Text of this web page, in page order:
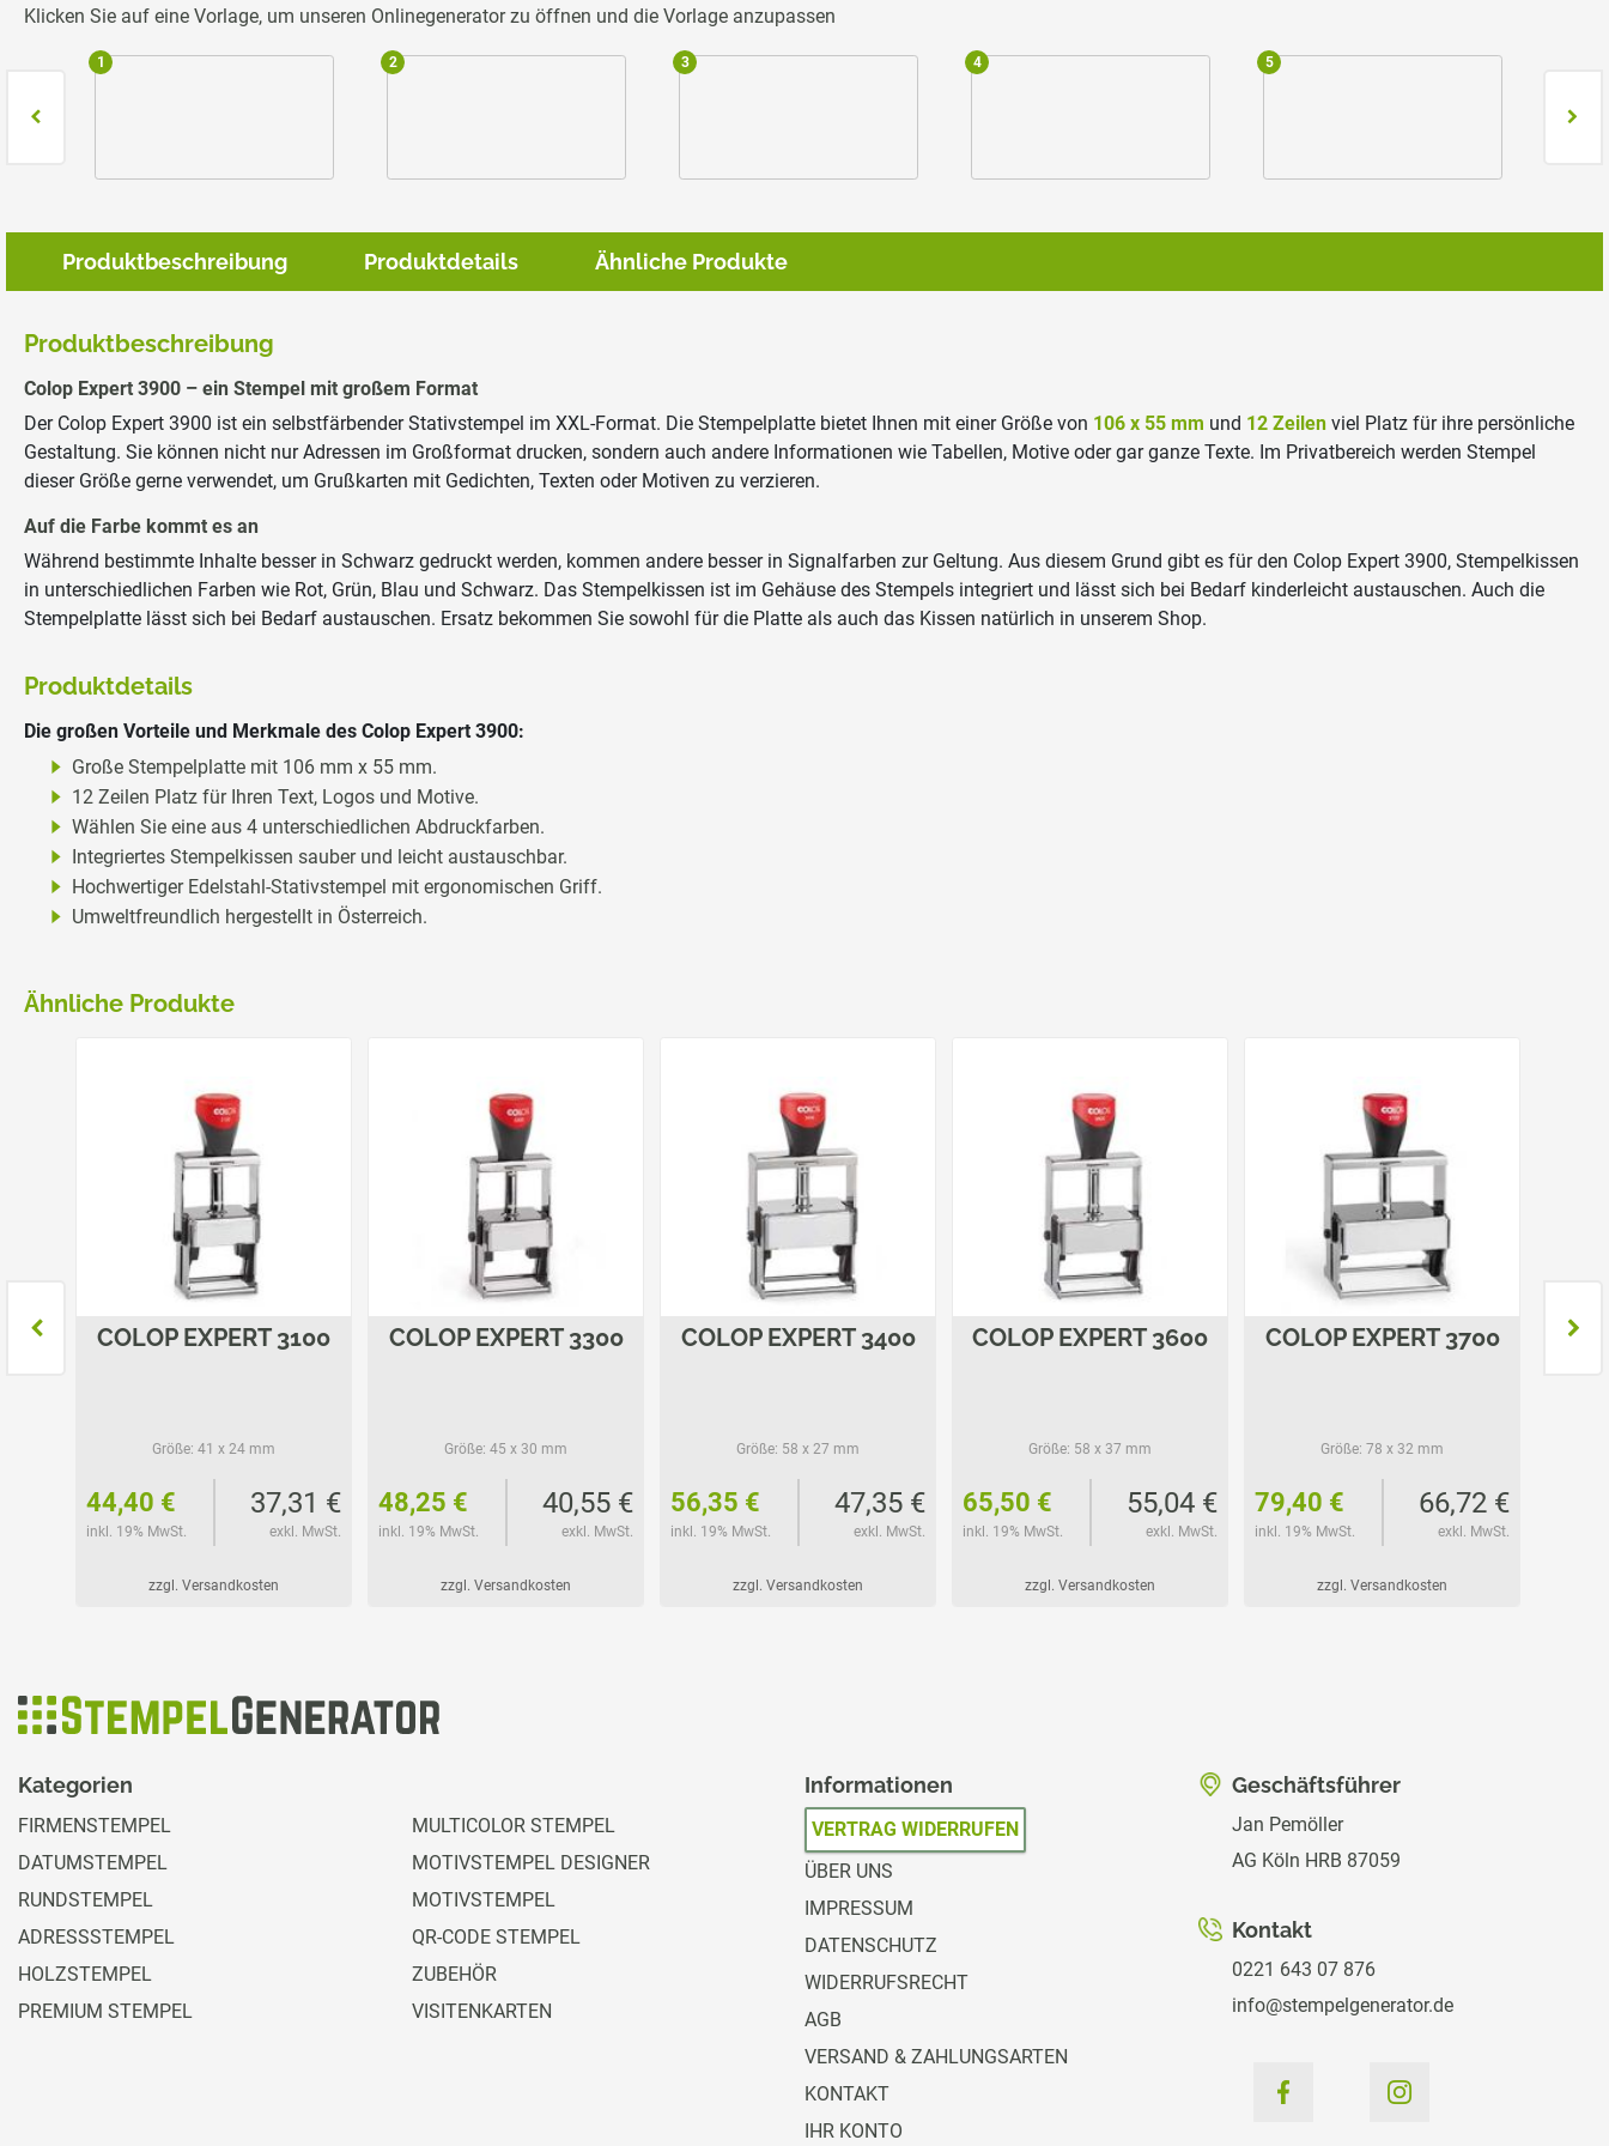
Klicken Sie auf eine Vorlage, um unseren Onlinegenerator zu öffnen und die Vorlage anzupassen
1 2 3 4 5
Produktbeschreibung Produktdetails Ähnliche Produkte
Produktbeschreibung
Colop Expert 3900 – ein Stempel mit großem Format
Der Colop Expert 3900 ist ein selbstfärbender Stativstempel im XXL-Format. Die Stempelplatte bietet Ihnen mit einer Größe von 106 x 55 mm und 12 Zeilen viel Platz für ihre persönliche
Gestaltung. Sie können nicht nur Adressen im Großformat drucken, sondern auch andere Informationen wie Tabellen, Motive oder gar ganze Texte. Im Privatbereich werden Stempel
dieser Größe gerne verwendet, um Grußkarten mit Gedichten, Texten oder Motiven zu verzieren.
Auf die Farbe kommt es an
Während bestimmte Inhalte besser in Schwarz gedruckt werden, kommen andere besser in Signalfarben zur Geltung. Aus diesem Grund gibt es für den Colop Expert 3900, Stempelkissen
in unterschiedlichen Farben wie Rot, Grün, Blau und Schwarz. Das Stempelkissen ist im Gehäuse des Stempels integriert und lässt sich bei Bedarf kinderleicht austauschen. Auch die
Stempelplatte lässt sich bei Bedarf austauschen. Ersatz bekommen Sie sowohl für die Platte als auch das Kissen natürlich in unserem Shop.
Produktdetails
Die großen Vorteile und Merkmale des Colop Expert 3900:
Große Stempelplatte mit 106 mm x 55 mm.
12 Zeilen Platz für Ihren Text, Logos und Motive.
Wählen Sie eine aus 4 unterschiedlichen Abdruckfarben.
Integriertes Stempelkissen sauber und leicht austauschbar.
Hochwertiger Edelstahl-Stativstempel mit ergonomischen Griff.
Umweltfreundlich hergestellt in Österreich.
Ähnliche Produkte
COLOP EXPERT 3100
Größe: 41 x 24 mm
44,40 €
inkl. 19% MwSt.
37,31 €
exkl. MwSt.
zzgl. Versandkosten
COLOP EXPERT 3300
Größe: 45 x 30 mm
48,25 €
inkl. 19% MwSt.
40,55 €
exkl. MwSt.
zzgl. Versandkosten
COLOP EXPERT 3400
Größe: 58 x 27 mm
56,35 €
inkl. 19% MwSt.
47,35 €
exkl. MwSt.
zzgl. Versandkosten
COLOP EXPERT 3600
Größe: 58 x 37 mm
65,50 €
inkl. 19% MwSt.
55,04 €
exkl. MwSt.
zzgl. Versandkosten
COLOP EXPERT 3700
Größe: 78 x 32 mm
79,40 €
inkl. 19% MwSt.
66,72 €
exkl. MwSt.
zzgl. Versandkosten
Kategorien
FIRMENSTEMPEL
DATUMSTEMPEL
RUNDSTEMPEL
ADRESSSTEMPEL
HOLZSTEMPEL
PREMIUM STEMPEL
MULTICOLOR STEMPEL
MOTIVSTEMPEL DESIGNER
MOTIVSTEMPEL
QR-CODE STEMPEL
ZUBEHÖR
VISITENKARTEN
Informationen
VERTRAG WIDERRUFEN
ÜBER UNS
IMPRESSUM
DATENSCHUTZ
WIDERRUFSRECHT
AGB
VERSAND & ZAHLUNGSARTEN
KONTAKT
IHR KONTO
Geschäftsführer
Jan Pemöller
AG Köln HRB 87059
Kontakt
0221 643 07 876
info@stempelgenerator.de